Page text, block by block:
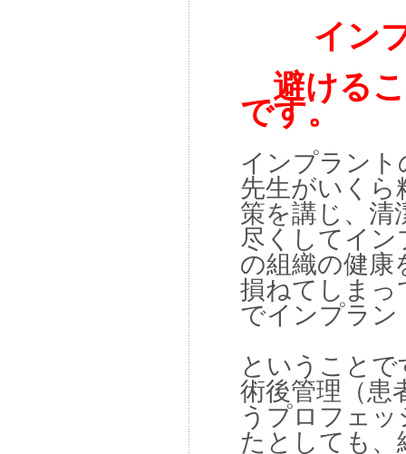
インプ
避けるこ
です。
インプラント
先生がいくら
策を講じ、清
尽くしてイン
の組織の健康
損ねてしまっ
でインプラ
ということ
術後管理（患
うプロフェ
たとしても、